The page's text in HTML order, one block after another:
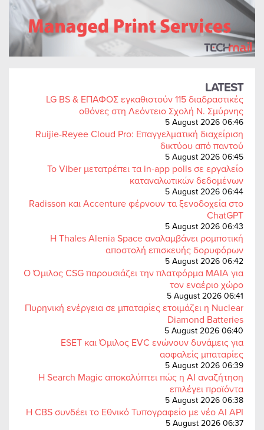
LATEST
LG BS & ΕΠΑΦΟΣ εγκαθιστούν 115 διαδραστικές
οθόνες στη Λεόντειο Σχολή Ν. Σμύρνης
5 August 2026 06:46
Ruijie-Reyee Cloud Pro: Επαγγελματική διαχείριση
δικτύου από παντού
5 August 2026 06:45
Το Viber μετατρέπει τα in-app polls σε εργαλείο
καταναλωτικών δεδομένων
5 August 2026 06:44
Radisson και Accenture φέρνουν τα ξενοδοχεία στο
ChatGPT
5 August 2026 06:43
Η Thales Alenia Space αναλαμβάνει ρομποτική
αποστολή επισκευής δορυφόρων
5 August 2026 06:42
Ο Όμιλος CSG παρουσιάζει την πλατφόρμα MAIA για
τον εναέριο χώρο
5 August 2026 06:41
Πυρηνική ενέργεια σε μπαταρίες ετοιμάζει η Nuclear
Diamond Batteries
5 August 2026 06:40
ESET και Όμιλος EVC ενώνουν δυνάμεις για
ασφαλείς μπαταρίες
5 August 2026 06:39
Η Search Magic αποκαλύπτει πώς η AI αναζήτηση
επιλέγει προϊόντα
5 August 2026 06:38
Η CBS συνδέει το Εθνικό Τυπογραφείο με νέο AI API
5 August 2026 06:37